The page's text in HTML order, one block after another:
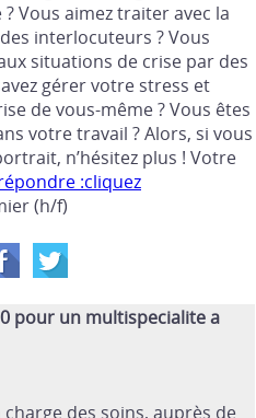
? Vous aimez traiter avec la
interlocuteurs ? Vous
situations de crise par des
gérer votre stress et
de vous-même ? Vous êtes
votre travail ? Alors, si vous
n’hésitez plus ! Votre
:cliquez
(h/f)
pour un multispecialite a
charge des soins, auprès de